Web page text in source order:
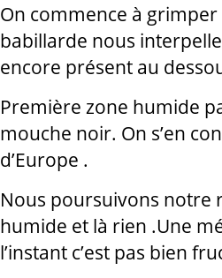
On commence à
babillarde nous
encore présent au
Première zone humide
mouche noir. On s’en
d’Europe .
Nous poursuivons notre
humide et là rien .Une
l’instant c’est pas bien